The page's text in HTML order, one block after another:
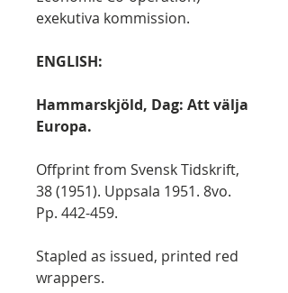
exekutiva kommission.
ENGLISH:
Hammarskjöld, Dag: Att välja
Europa.
Offprint from Svensk Tidskrift,
38 (1951). Uppsala 1951. 8vo.
Pp. 442-459.
Stapled as issued, printed red
wrappers.